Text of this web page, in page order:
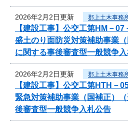
2026年2月2日更新 郡上土木事務
【建設工事】公交工第HM－
盛土のり面防災対策補助事業
に関する事後審査型一般競争
2026年2月2日更新 郡上土木事務
【建設工事】公交工第HTH
緊急対策補助事業（国補正）
後審査型一般競争入札公告